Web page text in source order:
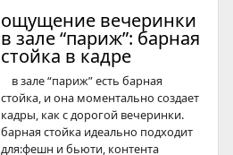
ощущение вечеринки
в зале “париж”: барная
стойка в кадре
в зале “париж” есть барная
стойка, и она моментально создает
кадры, как с дорогой вечеринки.
барная стойка идеально подходит
для:фешн и бьюти, контента